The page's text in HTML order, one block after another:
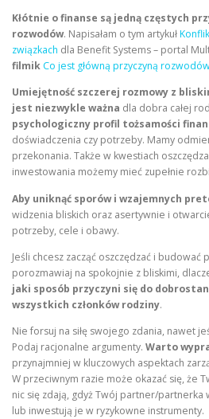
Kłótnie o finanse są jedną częstych
rozwodów. Napisałam o tym artykuł
związkach dla Benefit Systems – portal
filmik Co jest główną przyczyną
Umiejętność szczerej rozmowy z
jest niezwykle ważna dla dobra całej
psychologiczny profil tożsamości
doświadczenia czy potrzeby. Mamy
przekonania. Także w kwestiach
inwestowania możemy mieć zupełnie
Aby uniknąć sporów i wzajemnych
widzenia bliskich oraz asertywnie i
potrzeby, cele i obawy.
Jeśli chcesz zacząć oszczędzać i budować
porozmawiaj na spokojnie z bliskimi,
jaki sposób przyczyni się do
wszystkich członków rodziny.
Nie forsuj na siłę swojego zdania, nawet
Podaj racjonalne argumenty. Warto
przynajmniej w kluczowych aspektach
W przeciwnym razie może okazać się, że
nic się zdają, gdyż Twój partner/
lub inwestują je w ryzykowne instrumenty.